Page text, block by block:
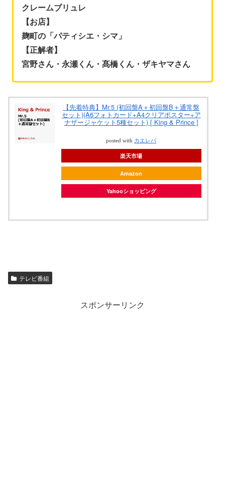
クレームブリュレ
【お店】
麹町の「パティシエ・シマ」
【正解者】
宮野さん・永瀬くん・髙橋くん・ザキヤマさん
【先着特典】Mr.5 (初回盤A＋初回盤B＋通常盤
セット)(A6フォトカード+A4クリアポスター+ア
ナザージャケット5種セット) [ King & Prince ]
posted with カエレバ
楽天市場
Amazon
Yahooショッピング
テレビ番組
スポンサーリンク